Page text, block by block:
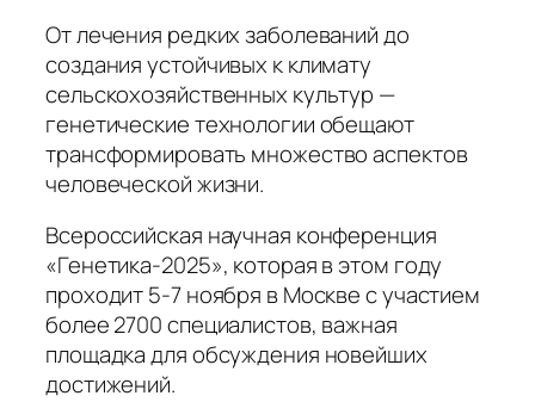
От лечения редких заболеваний до
создания устойчивых к климату
сельскохозяйственных культур —
генетические технологии обещают
трансформировать множество аспектов
человеческой жизни.
Всероссийская научная конференция
«Генетика-2025», которая в этом году
проходит 5-7 ноября в Москве с участием
более 2700 специалистов, важная
площадка для обсуждения новейших
достижений.